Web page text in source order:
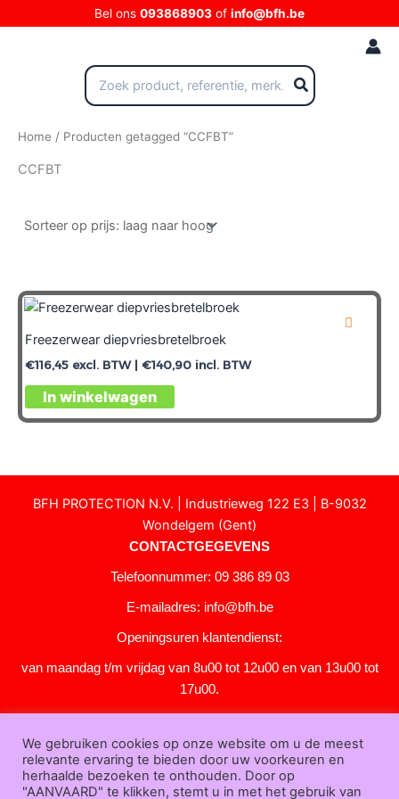
naar
Bel ons 093868903 of info@bfh.be
Zoeken
naar:
Home / Producten getagged “CCFBT”
CCFBT
Freezerwear diepvriesbretelbroek
€116,45 excl. BTW | €140,90 incl. BTW
In winkelwagen
BFH PROTECTION N.V. | Industrieweg 122 E3 | B-9032
Wondelgem (Gent)
CONTACTGEGEVENS
Telefoonnummer: 09 386 89 03
E-mailadres: info@bfh.be
Openingsuren klantendienst:
van maandag t/m vrijdag van 8u00 tot 12u00 en van 13u00 tot
17u00.
KLANTENSERVICE
Over
ons|Bedrijfsgegevens|F.A.Q.|Bestelprocedure|Betaling|
We gebruiken cookies op onze website om u de meest
relevante ervaring te bieden door uw voorkeuren en
herhaalde bezoeken te onthouden. Door op
"AANVAARD" te klikken, stemt u in met het gebruik van